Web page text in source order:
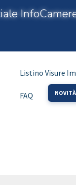
Listino Visure
FAQ